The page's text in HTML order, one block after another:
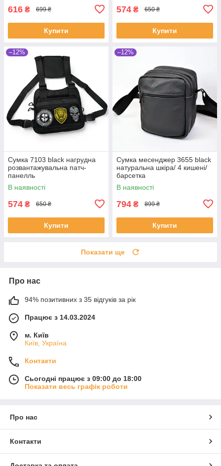
616 ₴ 699 ₴
Купити
574 ₴ 650 ₴
Купити
–12%
Сумка 7103 black нагрудна
розвантажувальна патч-
панелль
В наявності
574 ₴ 650 ₴
Купити
–12%
Сумка месенджер 3655 black
натуральна шкіра/ 4 кишені/
барсетка
В наявності
794 ₴ 899 ₴
Купити
Показати ще
Про нас
94% позитивних з 35 відгуків за рік
Працює з 14.03.2024
м. Київ
Київ, Україна
Контакти
Сьогодні працює з 09:00 до 18:00
Показати весь графік роботи
Про нас
Контакти